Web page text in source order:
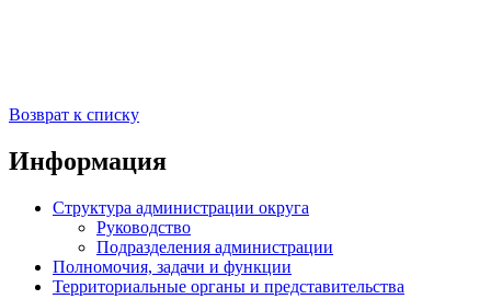
Возврат к списку
Информация
Структура администрации округа
Руководство
Подразделения администрации
Полномочия, задачи и функции
Территориальные органы и представительства